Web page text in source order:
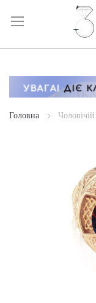
Skip
Content
Головна